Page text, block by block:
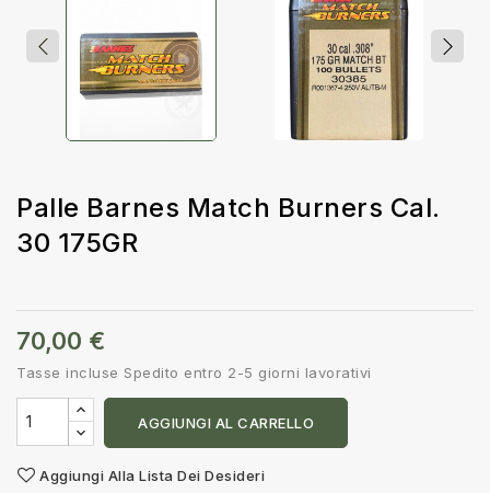
Palle Barnes Match Burners Cal.
30 175GR
70,00 €
Tasse incluse Spedito entro 2-5 giorni lavorativi
AGGIUNGI AL CARRELLO
Aggiungi Alla Lista Dei Desideri